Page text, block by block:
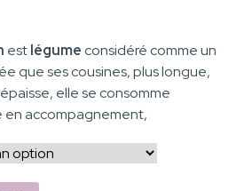
estlégume considéré comme un
que ses cousines, plus longue,
elle se consomme
accompagnement,